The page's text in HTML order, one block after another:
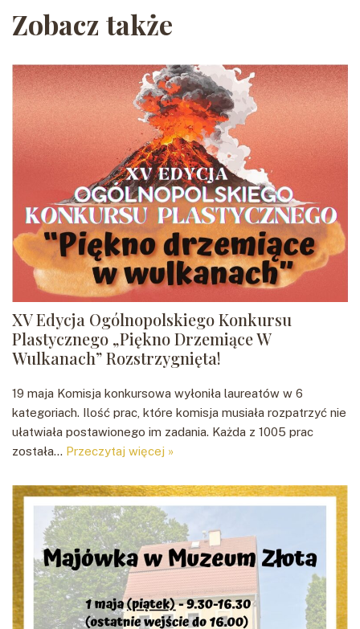
Zobacz także
XV Edycja Ogólnopolskiego Konkursu
Plastycznego „Piękno Drzemiące W
Wulkanach” Rozstrzygnięta!
19 maja Komisja konkursowa wyłoniła laureatów w 6
kategoriach. Ilość prac, które komisja musiała rozpatrzyć nie
ułatwiała postawionego im zadania. Każda z 1005 prac
została… Przeczytaj więcej »